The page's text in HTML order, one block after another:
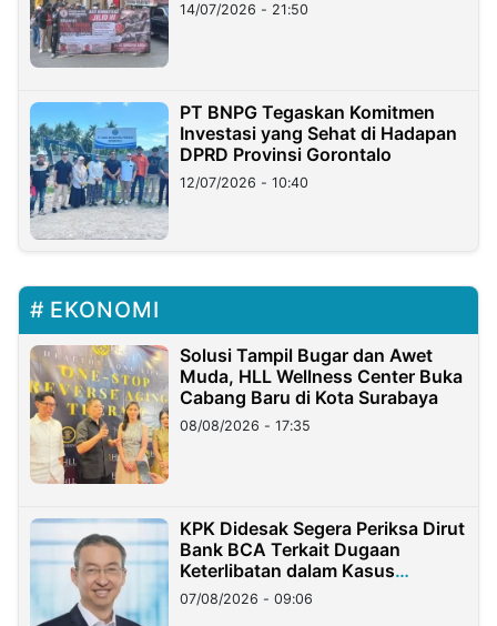
14/07/2026 - 21:50
PT BNPG Tegaskan Komitmen
Investasi yang Sehat di Hadapan
DPRD Provinsi Gorontalo
12/07/2026 - 10:40
EKONOMI
Solusi Tampil Bugar dan Awet
Muda, HLL Wellness Center Buka
Cabang Baru di Kota Surabaya
08/08/2026 - 17:35
KPK Didesak Segera Periksa Dirut
Bank BCA Terkait Dugaan
Keterlibatan dalam Kasus
Hilangnya Dana Nasabah Rp2,58
Miliar
07/08/2026 - 09:06